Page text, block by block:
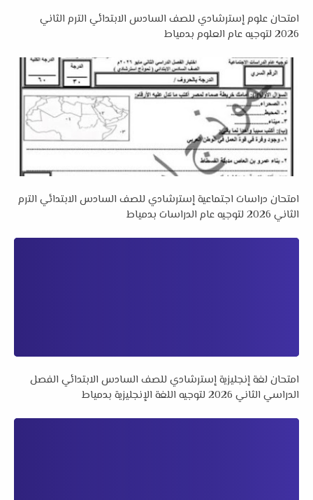
امتحان علوم إسترشادي للصف السادس الابتدائي الترم الثاني
2026 لتوجيه عام العلوم بدمياط
امتحان دراسات اجتماعية إسترشادي للصف السادس الابتدائي الترم
الثاني 2026 لتوجيه عام الدراسات بدمياط
امتحان لغة إنجليزية إسترشادي للصف السادس الابتدائي الفصل
الدراسي الثاني 2026 لتوجيه اللغة الإنجليزية بدمياط